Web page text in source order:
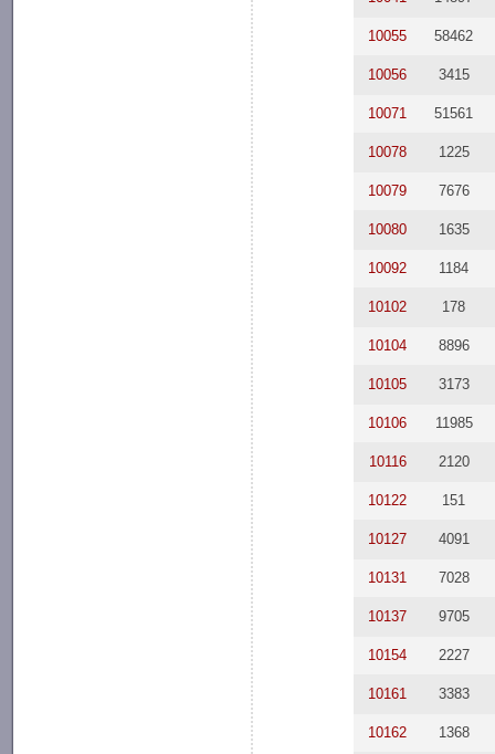
10055 58462
10056 3415
10071 51561
10078 1225
10079 7676
10080 1635
10092 1184
10102 178
10104 8896
10105 3173
10106 11985
10116 2120
10122 151
10127 4091
10131 7028
10137 9705
10154 2227
10161 3383
10162 1368